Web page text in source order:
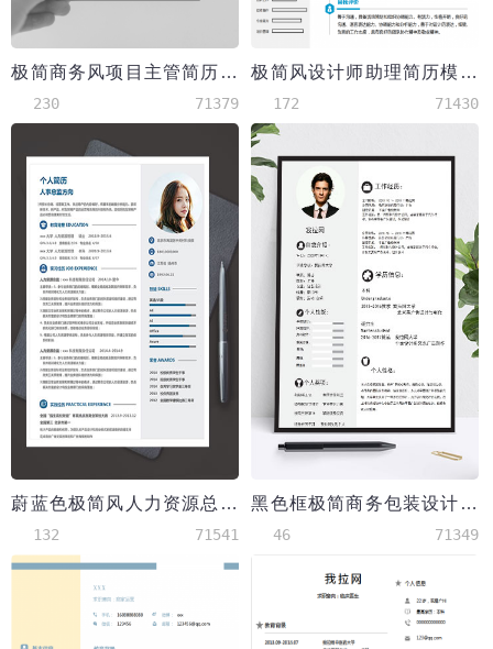
极简商务风项目主管简历套装
230 71379
极简风设计师助理简历模板_01
172 71430
蔚蓝色极简风人力资源总监简历模板
132 71541
黑色框极简商务包装设计师个人简历模板
46 71349